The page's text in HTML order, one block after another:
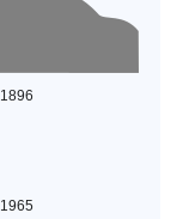
1896
1965